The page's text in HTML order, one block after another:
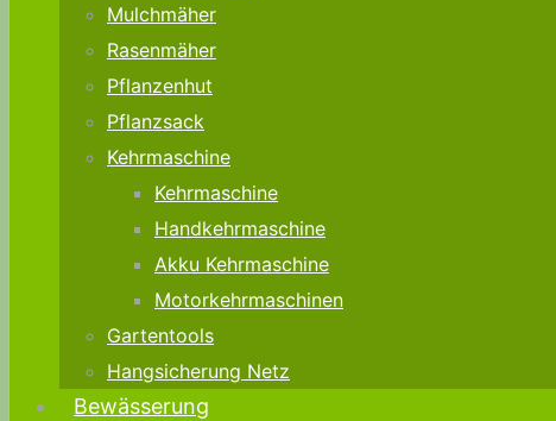
Mulchmäher
Rasenmäher
Pflanzenhut
Pflanzsack
Kehrmaschine
Kehrmaschine
Handkehrmaschine
Akku Kehrmaschine
Motorkehrmaschinen
Gartentools
Hangsicherung Netz
Bewässerung